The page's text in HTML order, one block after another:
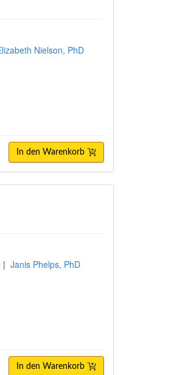
Nielson, PhD
In den Warenkorb
| Janis Phelps, PhD
In den Warenkorb